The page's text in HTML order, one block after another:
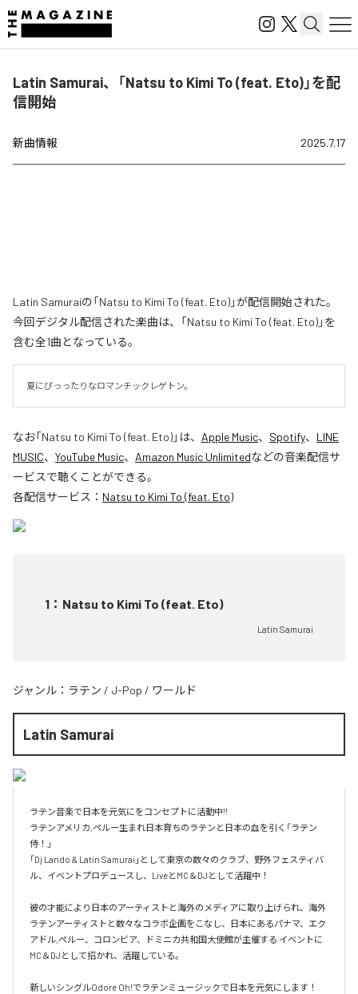
Latin Samurai、「Natsu to Kimi To (feat. Eto)」を配
信開始
新曲情報 2025.7.17
Latin Samuraiの「Natsu to Kimi To (feat. Eto)」が配信開始された。
今回デジタル配信された楽曲は、「Natsu to Kimi To (feat. Eto)」を
含む全1曲となっている。
夏にぴっったりなロマンチックレゲトン。
なお「Natsu to Kimi To (feat. Eto)」は、 Apple Music、 Spotify、 LINE
MUSIC、 YouTube Music、 Amazon Music Unlimitedなどの音楽配信サ
ービスで聴くことができる。
各配信サービス： Natsu to Kimi To (feat. Eto)
1 ： Natsu to Kimi To (feat. Eto)
Latin Samurai
ジャンル： ラテン / J-Pop / ワールド
Latin Samurai
ラテン音楽で日本を元気にをコンセプトに活動中!!
ラテンアメリカ,ペルー生まれ日本育ちのラテンと日本の血を引く「ラテン
侍！」
「Dj Lando & Latin Samurai」として東京の数々のクラブ、野外フェスティバ
ル、イベントプロデュースし、LiveとMC＆DJとして活躍中！
彼の才能により日本のアーティストと海外のメディアに取り上げられ、海外
ラテンアーティストと数々なコラボ企画をこなし、日本にあるパナマ、エク
アドル,ペルー、コロンビア、ドミニカ共和国大使館が主催する イベントに
MC＆DJとして招かれ、活躍している。
新しいシングルOdore Oh!でラテンミュージックで日本を元気にします！